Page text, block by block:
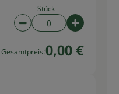
Stück
Artikelanzahl
Gesamtpreis:0,00 €